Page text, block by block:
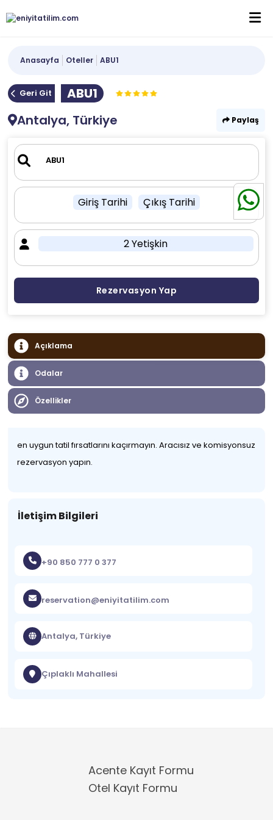
Anasayfa Oteller ABU1
Geri Git
ABU1
Antalya, Türkiye
Paylaş
Giriş Tarihi Çıkış Tarihi
2 Yetişkin
Rezervasyon Yap
Açıklama
Odalar
Özellikler
en uygun tatil fırsatlarını kaçırmayın. Aracısız ve komisyonsuz
rezervasyon yapın.
İletişim Bilgileri
+90 850 777 0 377
reservation@eniyitatilim.com
Antalya, Türkiye
Çıplaklı Mahallesi
Acente Kayıt Formu
Otel Kayıt Formu